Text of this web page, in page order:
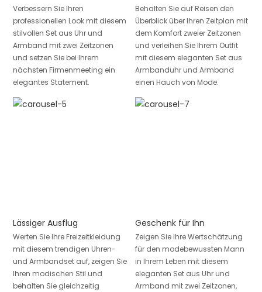
Verbessern Sie Ihren
professionellen Look mit diesem
stilvollen Set aus Uhr und
Armband mit zwei Zeitzonen
und setzen Sie bei Ihrem
nächsten Firmenmeeting ein
elegantes Statement.
Behalten Sie auf Reisen den
Überblick über Ihren Zeitplan mit
dem Komfort zweier Zeitzonen
und verleihen Sie Ihrem Outfit
mit diesem eleganten Set aus
Armbanduhr und Armband
einen Hauch von Mode.
Lässiger Ausflug
Werten Sie Ihre Freizeitkleidung
mit diesem trendigen Uhren-
und Armbandset auf, zeigen Sie
Ihren modischen Stil und
behalten Sie gleichzeitig
Geschenk für Ihn
Zeigen Sie Ihre Wertschätzung
für den modebewussten Mann
in Ihrem Leben mit diesem
eleganten Set aus Uhr und
Armband mit zwei Zeitzonen,